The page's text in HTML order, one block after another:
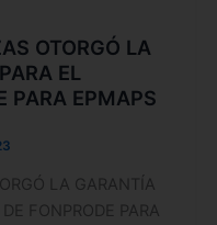
OTORGÓ LA
EL
PARA EPMAPS
LA GARANTÍA
FONPRODE PARA